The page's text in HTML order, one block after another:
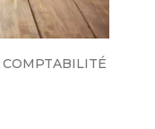
COMPTABILITÉ